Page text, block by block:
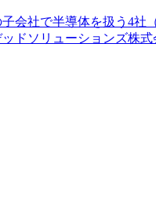
会社で半導体を扱う4
ドソリューションズ株